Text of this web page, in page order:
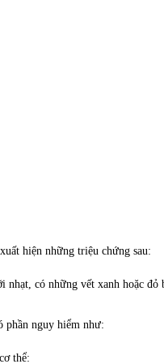
hiện những triệu chứng sau:
có những vết xanh hoặc
phần nguy hiểm như:
thể: